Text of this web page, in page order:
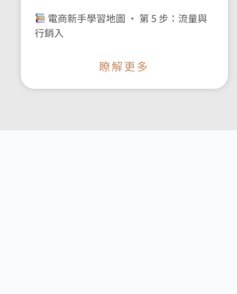
電商新手學習地圖 · 第 5 步：流量與
行銷入
瞭解更多